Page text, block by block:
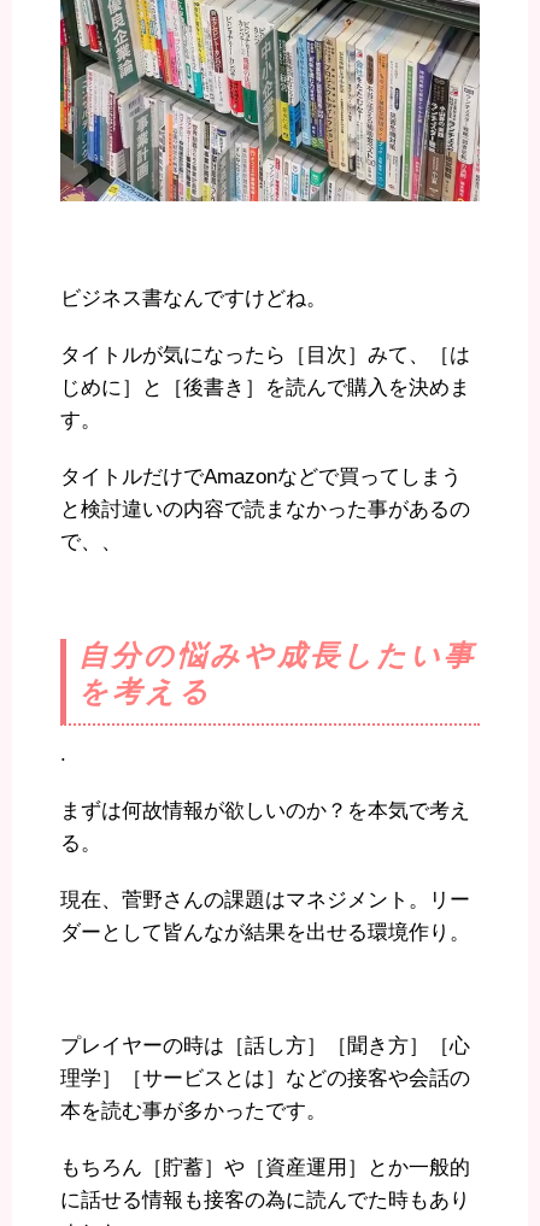
ビジネス書なんですけどね。
タイトルが気になったら［目次］みて、［は
じめに］と［後書き］を読んで購入を決めま
す。
タイトルだけでAmazonなどで買ってしまう
と検討違いの内容で読まなかった事があるの
で、、
自分の悩みや成長したい事
を考える
.
まずは何故情報が欲しいのか？を本気で考え
る。
現在、菅野さんの課題はマネジメント。リー
ダーとして皆んなが結果を出せる環境作り。
プレイヤーの時は［話し方］［聞き方］［心
理学］［サービスとは］などの接客や会話の
本を読む事が多かったです。
もちろん［貯蓄］や［資産運用］とか一般的
に話せる情報も接客の為に読んでた時もあり